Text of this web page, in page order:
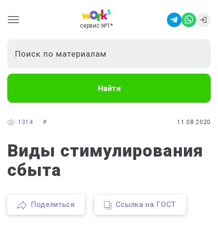
сервис №1 *
Найти
11.08.2020
#
1314
Виды стимулирования
сбыта
Поделиться Ссылка на ГОСТ